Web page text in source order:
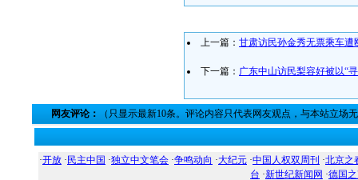
上一篇： 甘肃访民孙金秀无票乘车遭
下一篇： 广东中山访民梨容好被以“
网友评论： （只显示最新10条。评论内容只代表网友观点，与本站立场
·开放 · 民主中国 ·独立中文笔会 ·争鸣动向 ·大纪元 ·中国人权双周刊 ·北京之
台 ·新世纪新闻网 ·德国